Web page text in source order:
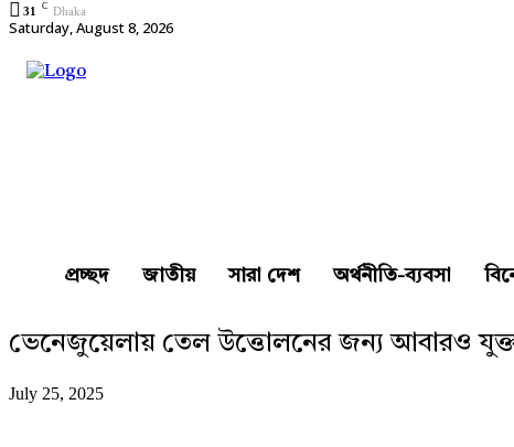
31 C Dhaka
Saturday, August 8, 2026
প্রচ্ছদ জাতীয় সারা দেশ অর্থনীতি-ব্যবসা
ভেনেজুয়েলায় তেল উত্তোলনের জন্য আবারও
July 25, 2025